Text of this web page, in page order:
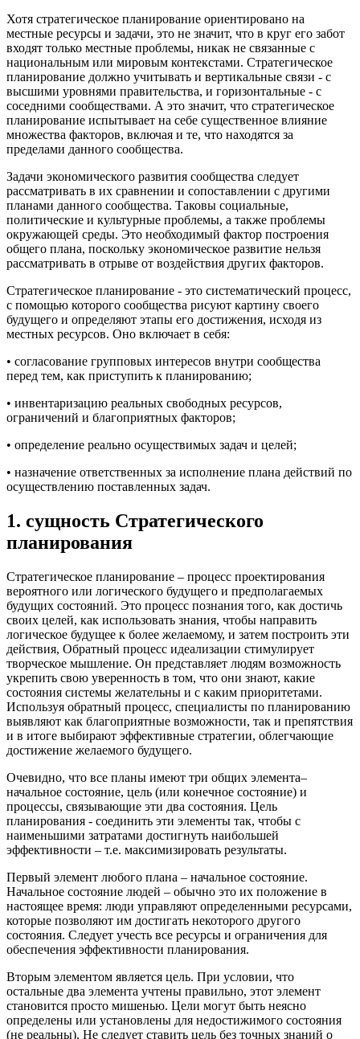
Хотя стратегическое планирование ориентировано на
местные ресурсы и задачи, это не значит, что в круг его забот
входят только местные проблемы, никак не связанные с
национальным или мировым контекстами. Стратегическое
планирование должно учитывать и вертикальные связи - с
высшими уровнями правительства, и горизонтальные - с
соседними сообществами. А это значит, что стратегическое
планирование испытывает на себе существенное влияние
множества факторов, включая и те, что находятся за
пределами данного сообщества.
Задачи экономического развития сообщества следует
рассматривать в их сравнении и сопоставлении с другими
планами данного сообщества. Таковы социальные,
политические и культурные проблемы, а также проблемы
окружающей среды. Это необходимый фактор построения
общего плана, поскольку экономическое развитие нельзя
рассматривать в отрыве от воздействия других факторов.
Стратегическое планирование - это систематический процесс,
с помощью которого сообщества рисуют картину своего
будущего и определяют этапы его достижения, исходя из
местных ресурсов. Оно включает в себя:
• согласование групповых интересов внутри сообщества
перед тем, как приступить к планированию;
• инвентаризацию реальных свободных ресурсов,
ограничений и благоприятных факторов;
• определение реально осуществимых задач и целей;
• назначение ответственных за исполнение плана действий по
осуществлению поставленных задач.
1. сущность Стратегического
планирования
Стратегическое планирование – процесс проектирования
вероятного или логического будущего и предполагаемых
будущих состояний. Это процесс познания того, как достичь
своих целей, как использовать знания, чтобы направить
логическое будущее к более желаемому, и затем построить эти
действия, Обратный процесс идеализации стимулирует
творческое мышление. Он представляет людям возможность
укрепить свою уверенность в том, что они знают, какие
состояния системы желательны и с каким приоритетами.
Используя обратный процесс, специалисты по планированию
выявляют как благоприятные возможности, так и препятствия
и в итоге выбирают эффективные стратегии, облегчающие
достижение желаемого будущего.
Очевидно, что все планы имеют три общих элемента–
начальное состояние, цель (или конечное состояние) и
процессы, связывающие эти два состояния. Цель
планирования - соединить эти элементы так, чтобы с
наименьшими затратами достигнуть наибольшей
эффективности – т.е. максимизировать результаты.
Первый элемент любого плана – начальное состояние.
Начальное состояние людей – обычно это их положение в
настоящее время: люди управляют определенными ресурсами,
которые позволяют им достигать некоторого другого
состояния. Следует учесть все ресурсы и ограничения для
обеспечения эффективности планирования.
Вторым элементом является цель. При условии, что
остальные два элемента учтены правильно, этот элемент
становится просто мишенью. Цели могут быть неясно
определены или установлены для недостижимого состояния
(не реальны). Не следует ставить цель без точных знаний о